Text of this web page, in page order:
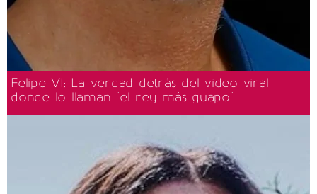
Felipe VI: La verdad detrás del video viral
donde lo llaman "el rey más guapo"